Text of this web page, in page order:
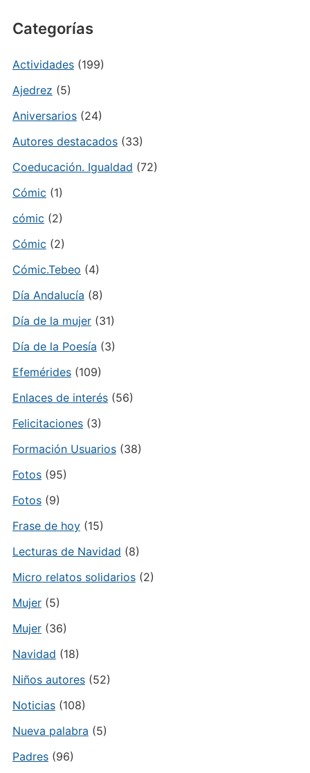
Categorías
Actividades(199)
Ajedrez (5)
Aniversarios(24)
Autores destacados(33)
Coeducación. Igualdad (72)
Cómic (1)
cómic (2)
Cómic (2)
Cómic.Tebeo (4)
Día Andalucía (8)
Día de la mujer(31)
Día de la Poesía (3)
Efemérides(109)
Enlaces de interés(56)
Felicitaciones(3)
Formación Usuarios(38)
Fotos(95)
Fotos(9)
Frase de hoy(15)
Lecturas de Navidad (8)
Micro relatos solidarios(2)
Mujer(5)
Mujer(36)
Navidad (18)
Niños autores(52)
Noticias(108)
Nueva palabra (5)
Padres(96)